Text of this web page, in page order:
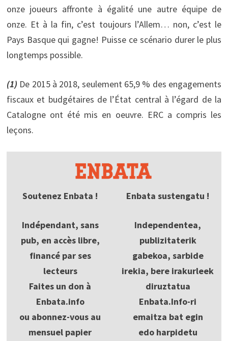
onze joueurs affronte à égalité une autre équipe de
onze. Et à la fin, c’est toujours l’Allem… non, c’est le
Pays Basque qui gagne! Puisse ce scénario durer le plus
longtemps possible.
(1) De 2015 à 2018, seulement 65,9 % des engagements
fiscaux et budgétaires de l’État central à l’égard de la
Catalogne ont été mis en oeuvre. ERC a compris les
leçons.
Soutenez Enbata !
Indépendant, sans
pub, en accès libre,
financé par ses
lecteurs
Faites un don à
Enbata.info
ou abonnez-vous au
mensuel papier
Enbata sustengatu !
Independentea,
publizitaterik
gabekoa, sarbide
irekia, bere irakurleek
diruztatua
Enbata.Info-ri
emaitza bat egin
edo harpidetu